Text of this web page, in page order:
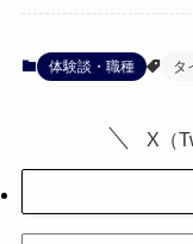
体験談・職種 タ
X（